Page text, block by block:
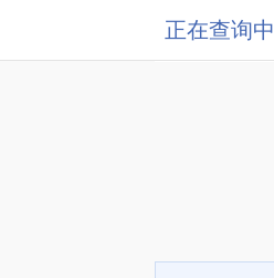
正在查询中